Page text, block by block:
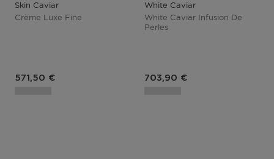
Skin Caviar
Crème Luxe Fine
Prix du produit
571,50 €
White Caviar
White Caviar Infusion De
Perles
Prix du produit
703,90 €